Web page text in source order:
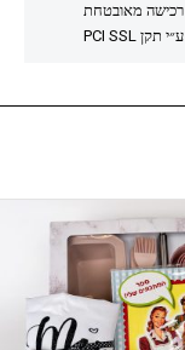
רכישה מאובטחת
ע״י תקן PCI SSL